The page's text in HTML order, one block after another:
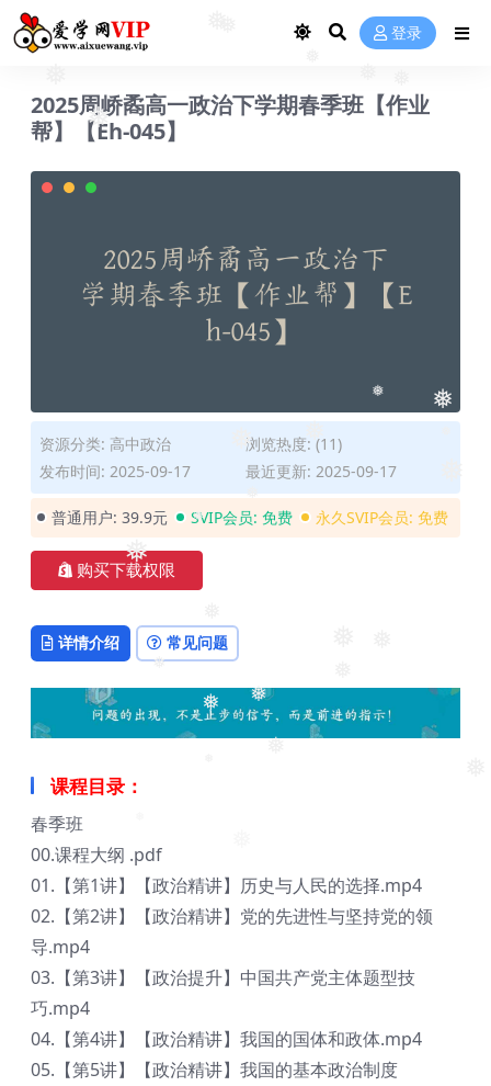
❅
❅
❅
❅
❅
❅
❅
❅
❅
❅
❅
❅
❅
❅ ❅
登录
2025周峤矞高一政治下学期春季班【作业
帮】【Eh-045】
资源分类: 高中政治
浏览热度: (11)
发布时间: 2025-09-17
最近更新: 2025-09-17
普通用户: 39.9元 SVIP会员: 免费 永久SVIP会员: 免费
购买下载权限
详情介绍 常见问题
课程目录：
春季班
00.课程大纲 .pdf
01.【第1讲】【政治精讲】历史与人民的选择.mp4
02.【第2讲】【政治精讲】党的先进性与坚持党的领
导.mp4
03.【第3讲】【政治提升】中国共产党主体题型技
巧.mp4
04.【第4讲】【政治精讲】我国的国体和政体.mp4
05.【第5讲】【政治精讲】我国的基本政治制度